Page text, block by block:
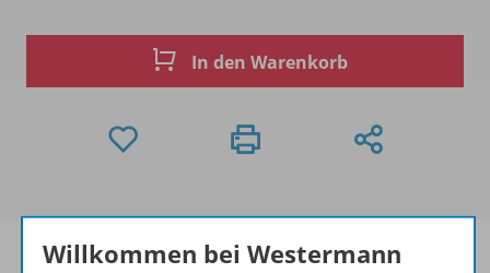
In den Warenkorb
Willkommen bei Westermann